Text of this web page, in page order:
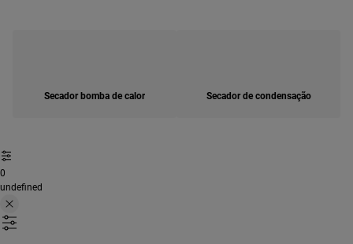
Secador bomba de calor Secador de condensação
0
undefined